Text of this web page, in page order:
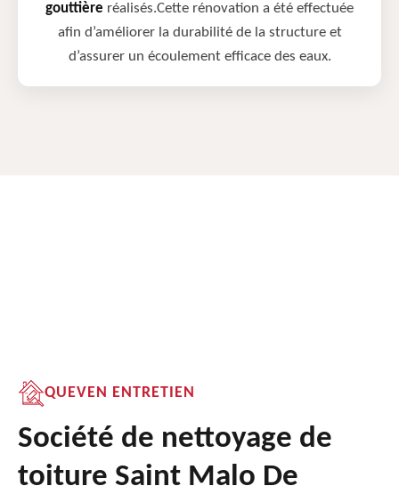
gouttière réalisés.Cette rénovation a été effectuée
afin d’améliorer la durabilité de la structure et
d’assurer un écoulement efficace des eaux.
QUEVEN ENTRETIEN
Société de nettoyage de
toiture Saint Malo De